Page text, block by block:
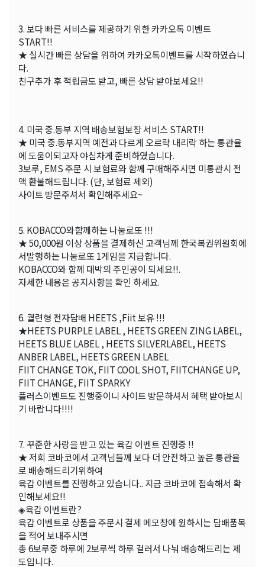
3. 보다 빠른 서비스를 제공하기 위한 카카오톡 이벤트
START!!
★ 실시간 빠른 상담을 위하여 카카오톡이벤트를 시작하였습니
다.
친구추가 후 적립금도 받고, 빠른 상담 받아보세요!!
4. 미국 중.동부 지역 배송보험보장 서비스 START!!
★ 미국 중.동부지역 예전과 다르게 오르락 내리락 하는 통관율
에 도움이되고자 야심차게 준비하였습니다.
3보루, EMS 주문 시 보험료와 함께 구매해주시면 미통관시 전
액 환불해드립니다. (단, 보험료 제외)
사이트 방문주셔서 확인해주세요~
5. KOBACCO와함께하는 나눔로또 !!!
★ 50,000원 이상 상품을 결제하신 고객님께 한국복권위원회에
서발행하는 나눔로또 1게임을 지급합니다.
KOBACCO와 함께 대박의 주인공이 되세요!!.
자세한 내용은 공지사항을 확인 하세요.
6. 궐련형 전자담배 HEETS ,Fiit 보유 !!!
★HEETS PURPLE LABEL , HEETS GREEN ZING LABEL,
HEETS BLUE LABEL , HEETS SILVERLABEL, HEETS
ANBER LABEL, HEETS GREEN LABEL
FIIT CHANGE TOK, FIIT COOL SHOT, FIITCHANGE UP,
FIIT CHANGE, FIIT SPARKY
플러스이벤트도 진행중이니 사이트 방문하셔서 혜택 받아보시
기 바랍니다!!!!
7. 꾸준한 사랑을 받고 있는 육갑 이벤트 진행중 !!
★ 저희 코바코에서 고객님들께 보다 더 안전하고 높은 통관율
로 배송해드리기위하여
육갑 이벤트를 진행하고 있습니다.. 지금 코바코에 접속해서 확
인해보세요!!
◈육갑 이벤트란?
육갑 이벤트로 상품을 주문시 결제 메모창에 원하시는 담배품목
을 적어 보내주시면
총 6보루중 하루에 2보루씩 하루 걸러서 나눠 배송해드리는 제
도입니다.